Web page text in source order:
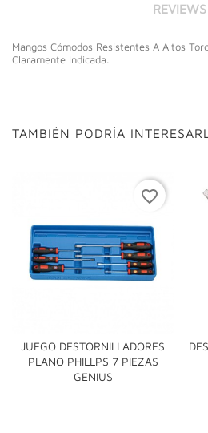
REVIEWS
Mangos Cómodos Resistentes A Altos
Claramente Indicada.
TAMBIÉN PODRÍA
JUEGO DESTORNILLADORES
PLANO PHILLPS 7 PIEZAS
GENIUS
favorite_border